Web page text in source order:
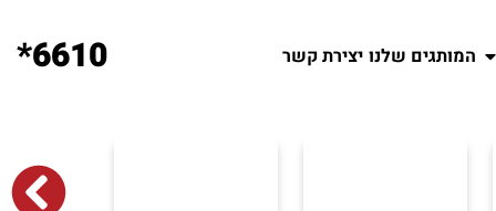
המותגים שלנו יצירת קשר 6610*